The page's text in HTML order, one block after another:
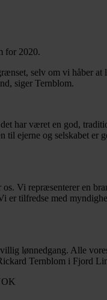
for 2020.
selv om vi håber at
siger Ternblom.
har været en god,
ejerne og selskabet er
Vi repræsenterer en
er tilfredse med
lønnedgang. Alle
Ternblom i Fjord